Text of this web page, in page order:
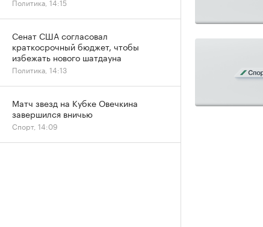
Сенат США согласовал
краткосрочный бюджет, чтобы
избежать нового шатдауна
Политика, 14:13
Матч звезд на Кубке Овечкина
завершился вничью
Спорт, 14:09